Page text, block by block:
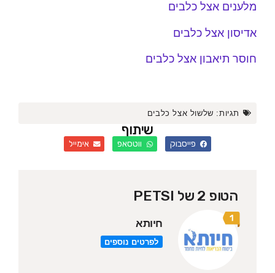
אצל כלבים
אצל כלבים
תיאבון אצל כלבים
שלשול אצל כלבים
ווטסאפ אימייל
לפרטים נוספים